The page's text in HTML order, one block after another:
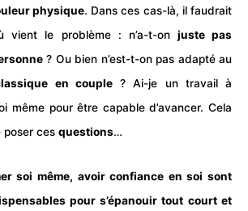
physique. Dans ces cas-là, il faudrait
vient le problème : n’a-t-on juste pas
? Ou bien n’est-t-on pas adapté au
en couple? Ai-je un travail à
même pour être capable d’avancer. Cela
poser ces questions…
soi même, avoir confiance en soi sont
pour s’épanouir tout court et